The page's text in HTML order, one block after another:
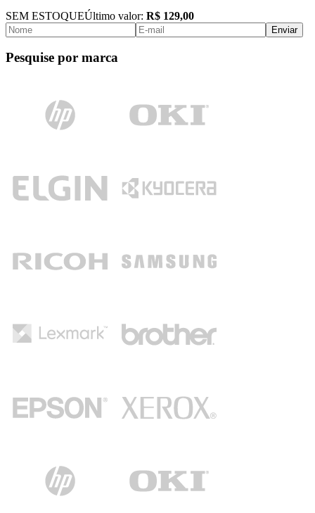
SEM ESTOQUEÚltimo valor: R$ 129,00
Enviar
Pesquise por marca